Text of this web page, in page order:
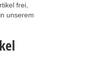
frei,
unserem